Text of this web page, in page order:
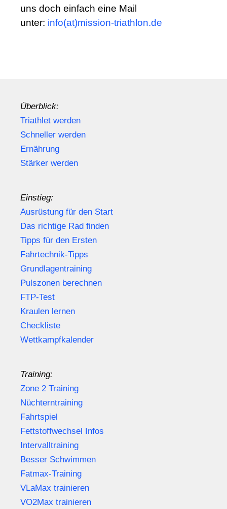
uns doch einfach eine Mail
unter: info(at)mission-triathlon.de
Überblick:
Triathlet werden
Schneller werden
Ernährung
Stärker werden
Einstieg:
Ausrüstung für den Start
Das richtige Rad finden
Tipps für den Ersten
Fahrtechnik-Tipps
Grundlagentraining
Pulszonen berechnen
FTP-Test
Kraulen lernen
Checkliste
Wettkampfkalender
Training:
Zone 2 Training
Nüchterntraining
Fahrtspiel
Fettstoffwechsel Infos
Intervalltraining
Besser Schwimmen
Fatmax-Training
VLaMax trainieren
VO2Max trainieren